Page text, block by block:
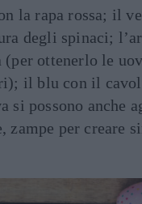
la rapa rossa; il
degli spinaci;
(per ottenerlo le
il blu con il
si possono anche
zampe per creare